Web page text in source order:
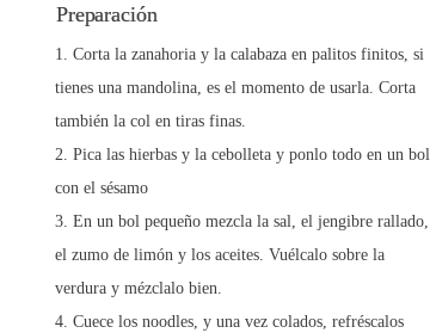
Preparación
Corta la zanahoria y la calabaza en palitos finitos, si
tienes una mandolina, es el momento de usarla. Corta
también la col en tiras finas.
Pica las hierbas y la cebolleta y ponlo todo en un bol
con el sésamo
En un bol pequeño mezcla la sal, el jengibre rallado,
el zumo de limón y los aceites. Vuélcalo sobre la
verdura y mézclalo bien.
Cuece los noodles, y una vez colados, refréscalos